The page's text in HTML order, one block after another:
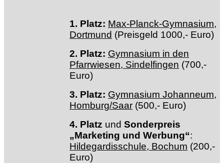
1. Platz: Max-Planck-Gymnasium,
Dortmund (Preisgeld 1000,- Euro)
2. Platz: Gymnasium in den
Pfarrwiesen, Sindelfingen (700,-
Euro)
3. Platz: Gymnasium Johanneum,
Homburg/Saar (500,- Euro)
4. Platz und Sonderpreis
„Marketing und Werbung“:
Hildegardisschule, Bochum (200,-
Euro)